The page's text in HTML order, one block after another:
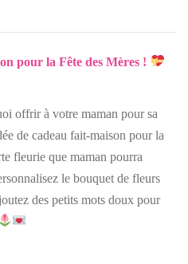
pour la Fête des Mères !
offrir à votre maman pour sa
de cadeau fait-maison pour la
fleurie que maman pourra
le bouquet de fleurs
des petits mots doux pour